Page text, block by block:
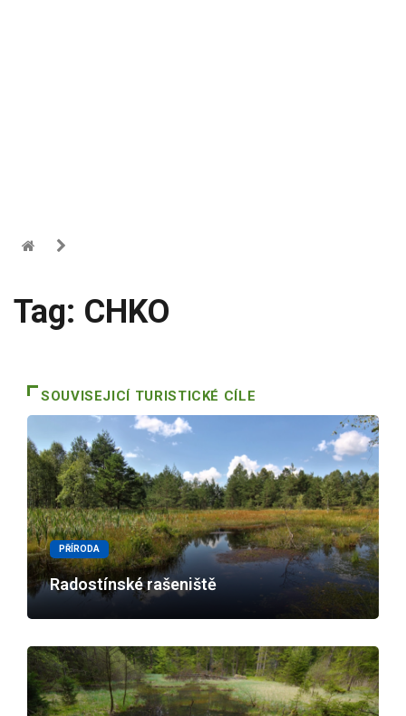
Tag: CHKO
SOUVISEJICÍ TURISTICKÉ CÍLE
PŘÍRODA
Radostínské rašeniště